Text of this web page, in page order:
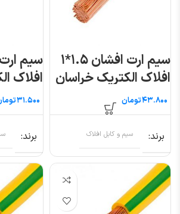
سیم ارت افشان ۱.۵*۱
افلاک الکتریک خراسان
(متری)تومان
برند سیم و کابل افلاک
افلاک
(متری)
برند